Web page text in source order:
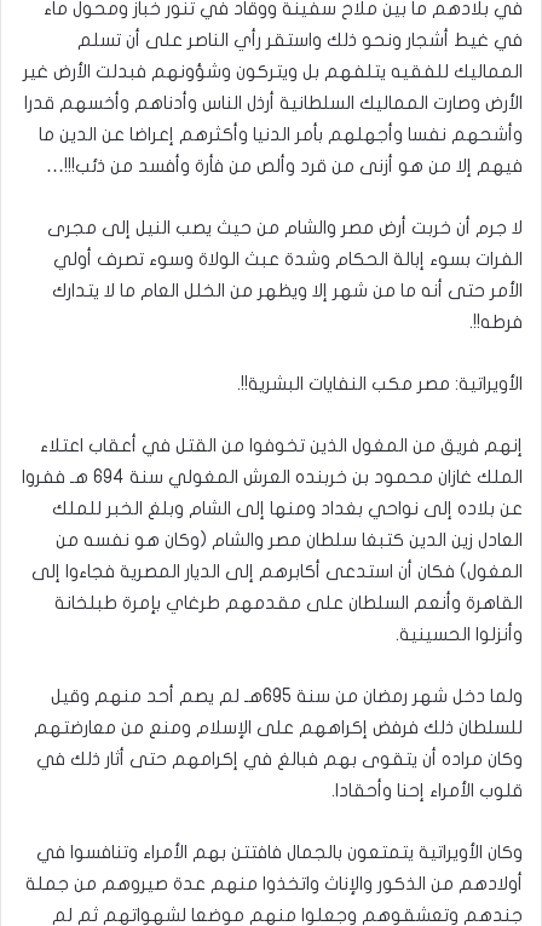
في بلادهم ما بين ملاح سفينة ووقاد في تنور خباز ومحول ماء
في غيط أشجار ونحو ذلك واستقر رأي الناصر على أن تسلم
المماليك للفقيه يتلفهم بل ويتركون وشؤونهم فبدلت الأرض غير
الأرض وصارت المماليك السلطانية أرذل الناس وأدناهم وأخسهم قدرا
وأشحهم نفسا وأجهلهم بأمر الدنيا وأكثرهم إعراضا عن الدين ما
فيهم إلا من هو أزنى من قرد وألص من فأرة وأفسد من ذئب!!!…
لا جرم أن خربت أرض مصر والشام من حيث يصب النيل إلى مجرى
الفرات بسوء إبالة الحكام وشدة عبث الولاة وسوء تصرف أولي
الأمر حتى أنه ما من شهر إلا ويظهر من الخلل العام ما لا يتدارك
فرطه!!.
الأويراتية: مصر مكب النفايات البشرية!!.
إنهم فريق من المغول الذين تخوفوا من القتل في أعقاب اعتلاء
الملك غازان محمود بن خربنده العرش المغولي سنة 694 هـ ففروا
عن بلاده إلى نواحي بغداد ومنها إلى الشام وبلغ الخبر للملك
العادل زين الدين كتبغا سلطان مصر والشام (وكان هو نفسه من
المغول) فكان أن استدعى أكابرهم إلى الديار المصرية فجاءوا إلى
القاهرة وأنعم السلطان على مقدمهم طرغاي بإمرة طبلخانة
وأنزلوا الحسينية.
ولما دخل شهر رمضان من سنة 695هـ لم يصم أحد منهم وقيل
للسلطان ذلك فرفض إكراههم على الإسلام ومنع من معارضتهم
وكان مراده أن يتقوى بهم فبالغ في إكرامهم حتى أثار ذلك في
قلوب الأمراء إحنا وأحقادا.
وكان الأويراتية يتمتعون بالجمال فافتتن بهم الأمراء وتنافسوا في
أولادهم من الذكور والإناث واتخذوا منهم عدة صيروهم من جملة
جندهم وتعشقوهم وجعلوا منهم موضعا لشهواتهم ثم لم